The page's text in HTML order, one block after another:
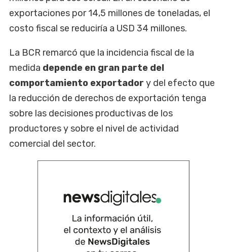
exportaciones por 14,5 millones de toneladas, el
costo fiscal se reduciría a USD 34 millones.
La BCR remarcó que la incidencia fiscal de la
medida depende en gran parte del
comportamiento exportador y del efecto que
la reducción de derechos de exportación tenga
sobre las decisiones productivas de los
productores y sobre el nivel de actividad
comercial del sector.